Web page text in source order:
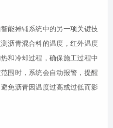
能摊铺系统中的另一项关键技
沥青混合料的温度，红外温度
和冷却过程，确保施工过程中
围时，系统会自动报警，提醒
免沥青因温度过高或过低而影